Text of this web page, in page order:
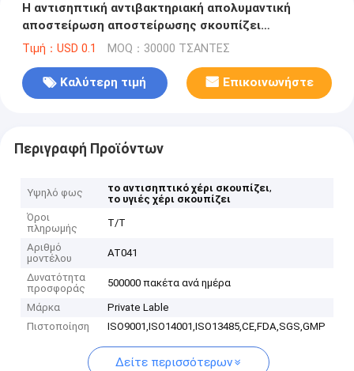
Η αντισηπτική αντιβακτηριακή απολυμαντική
αποστείρωση αποστείρωσης σκουπίζει
Benzalkonium BZK σκουπίζει
Τιμή：USD 0.1 MOQ：30000 ΤΣΑΝΤΕΣ
Καλύτερη τιμή Επικοινωνήστε
Περιγραφή Προϊόντων
Υψηλό φως το αντισηπτικό χέρι σκουπίζει,
το υγιές χέρι σκουπίζει
Όροι
πληρωμής
T/T
Αριθμό
μοντέλου
AT041
Δυνατότητα
προσφοράς
500000 πακέτα ανά ημέρα
Μάρκα
Private Lable
Πιστοποίηση
ISO9001,ISO14001,ISO13485,CE,FDA,SGS,GMP
Δείτε περισσότερων